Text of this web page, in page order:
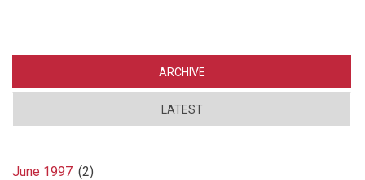
tjenester
ARCHIVE
LATEST
June 1997 (2)